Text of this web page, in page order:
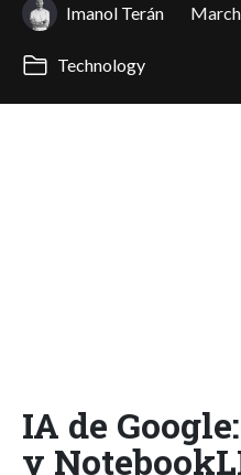
Imanol Terán
Technology
IA de
y